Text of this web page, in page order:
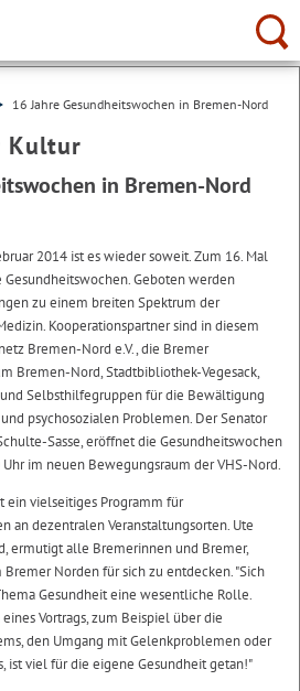
16 Jahre Gesundheitswochen in Bremen-Nord
Kultur
in Bremen-Nord
2014 ist es wieder soweit. Zum 16. Mal
Geboten werden
zu einem breiten Spektrum der
Kooperationspartner sind in diesem
Bremen-Nord e.V., die Bremer
Bremen-Nord, Stadtbibliothek-Vegesack,
Selbsthilfegruppen für die Bewältigung
psychosozialen Problemen. Der Senator
Sasse, eröffnet die Gesundheitswochen
im neuen Bewegungsraum der VHS-Nord.
ein vielseitiges Programm für
an dezentralen Veranstaltungsorten. Ute
ermutigt alle Bremerinnen und Bremer,
Norden für sich zu entdecken. "Sich
Gesundheit eine wesentliche Rolle.
Vortrags, zum Beispiel über die
den Umgang mit Gelenkproblemen oder
ist viel für die eigene Gesundheit getan!"